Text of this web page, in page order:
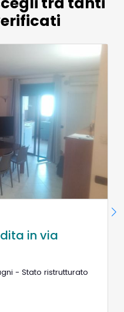
in via
- Stato ristrutturato